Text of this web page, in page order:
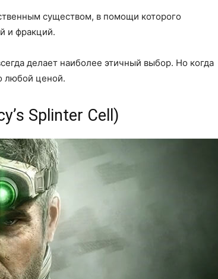
существом, в помощи которого
и фракций.
делает наиболее этичный выбор. Но когда
любой ценой.
Splinter Cell)